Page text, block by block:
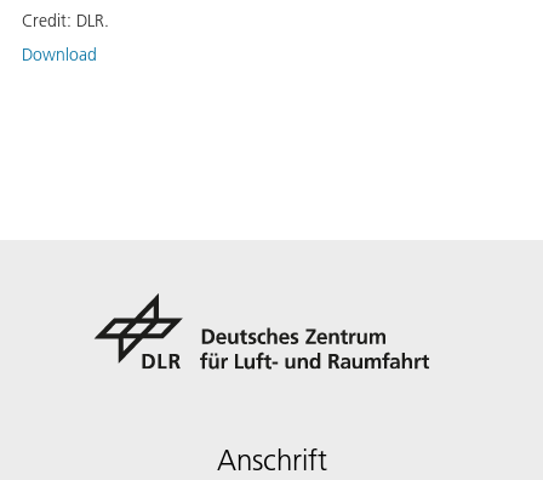
Credit: DLR.
Download
Anschrift